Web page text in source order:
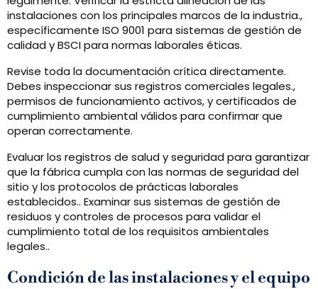
instalaciones con los principales marcos de la industria.,
específicamente ISO 9001 para sistemas de gestión de
calidad y BSCI para normas laborales éticas.
Revise toda la documentación crítica directamente.
Debes inspeccionar sus registros comerciales legales.,
permisos de funcionamiento activos, y certificados de
cumplimiento ambiental válidos para confirmar que
operan correctamente.
Evaluar los registros de salud y seguridad para garantizar
que la fábrica cumpla con las normas de seguridad del
sitio y los protocolos de prácticas laborales
establecidos.. Examinar sus sistemas de gestión de
residuos y controles de procesos para validar el
cumplimiento total de los requisitos ambientales
legales..
Condición de las instalaciones y el equipo